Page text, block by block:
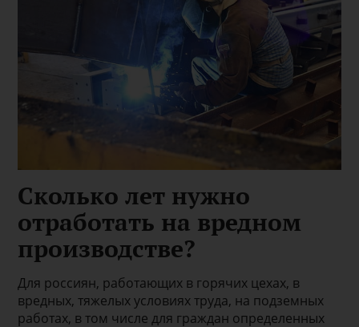
Сколько лет нужно
отработать на вредном
производстве?
Для россиян, работающих в горячих цехах, в
вредных, тяжелых условиях труда, на подземных
работах, в том числе для граждан определенных